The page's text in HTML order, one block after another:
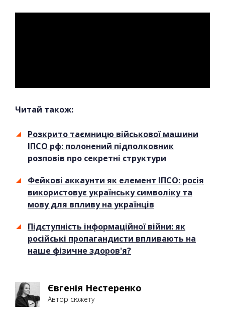
Читай також:
Розкрито таємницю військової машини
ІПСО рф: полонений підполковник
розповів про секретні структури
Фейкові аккаунти як елемент ІПСО: росія
використовує українську символіку та
мову для впливу на українців
Підступність інформаційної війни: як
російські пропагандисти впливають на
наше фізичне здоров'я?
Євгенія Нестеренко
Автор сюжету